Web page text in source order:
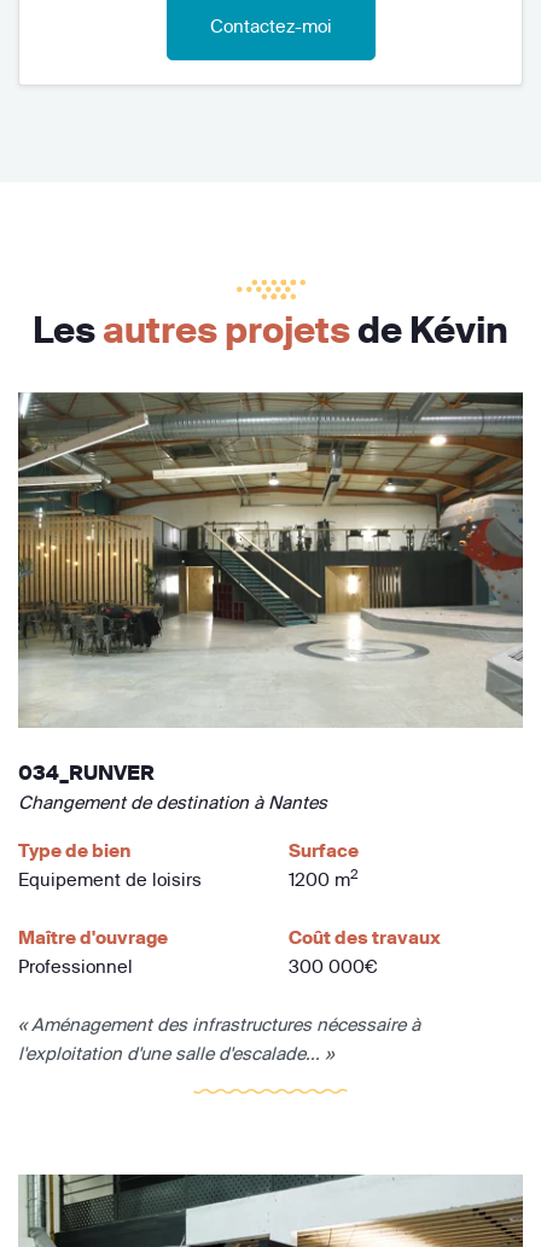
Contactez-moi
Lesautres projetsde Kévin
034_RUNVER
Changement de destination à Nantes
Type de bien
Equipement de loisirs
Surface
1200 m2
Maître d'ouvrage
Professionnel
Coût des travaux
300 000€
« Aménagement des infrastructures nécessaire à
l'exploitation d'une salle d'escalade... »